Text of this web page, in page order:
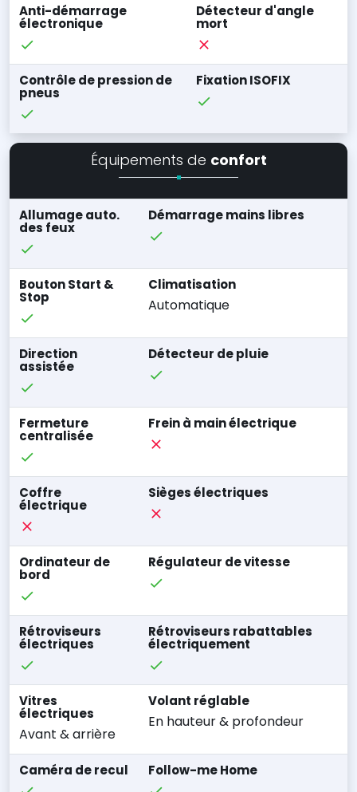
Anti-démarrage
électronique
Détecteur d'angle
mort
Contrôle de pression de
pneus
Fixation ISOFIX
Équipements de confort
Allumage auto.
des feux
Démarrage mains libres
Bouton Start &
Stop
Climatisation
Automatique
Direction
assistée
Détecteur de pluie
Fermeture
centralisée
Frein à main électrique
Coffre
électrique
Sièges électriques
Ordinateur de
bord
Régulateur de vitesse
Rétroviseurs
électriques
Rétroviseurs rabattables
électriquement
Vitres
électriques
Avant & arrière
Volant réglable
En hauteur & profondeur
Caméra de recul Follow-me Home